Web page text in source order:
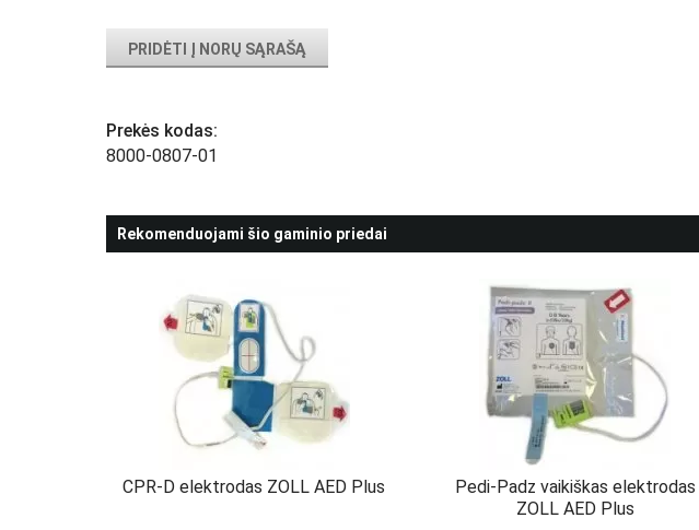
PRIDĖTI Į NORŲ SĄRAŠĄ
Prekės kodas:
8000-0807-01
Rekomenduojami šio gaminio priedai
CPR-D elektrodas ZOLL AED Plus
Pedi-Padz vaikiškas elektrodas
ZOLL AED Plus